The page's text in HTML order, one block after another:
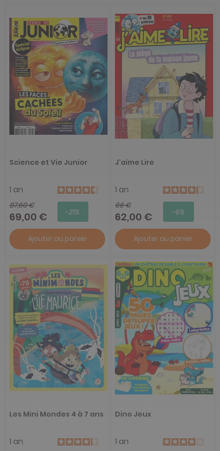
Science et Vie Junior
1 an
87,60 €
69,00 € -21%
Ajouter au panier
J'aime Lire
1 an
66 €
62,00 € -6%
Ajouter au panier
Les Mini Mondes 4 à 7 ans
1 an
Dino Jeux
1 an